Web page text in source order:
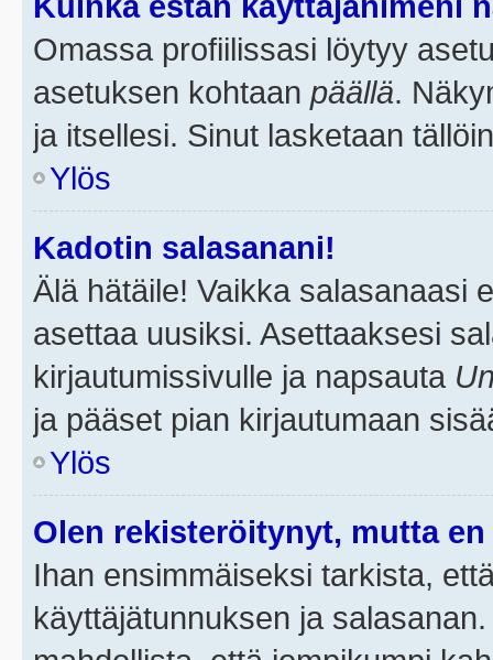
Omassa profiilissasi löytyy
asetuksen kohtaan päällä.
ja itsellesi. Sinut lasketaan
Ylös
Kadotin salasanani!
Älä hätäile! Vaikka salasanaasi
asettaa uusiksi. Asettaaksesi
kirjautumissivulle ja napsauta
ja pääset pian kirjautumaan
Ylös
Olen rekisteröitynyt, mutta
Ihan ensimmäiseksi tarkista,
käyttäjätunnuksen ja